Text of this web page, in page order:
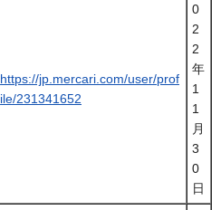
https://jp.mercari.com/user/prof
ile/231341652
0
2
2
年
1
1
月
3
0
日